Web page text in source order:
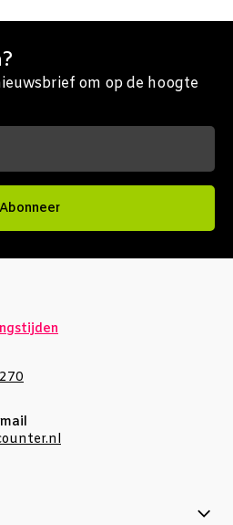
om op de hoogte
Abonneer